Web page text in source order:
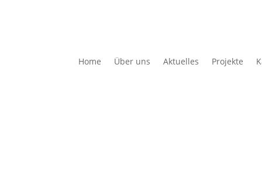
Home Über uns Aktuelles Projekte